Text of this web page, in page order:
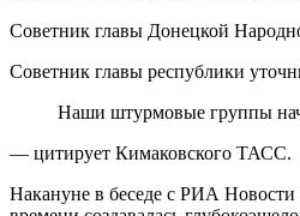
Советник главы Донецкой
Советник главы республики
Наши штурмовые группы
— цитирует Кимаковского ТАСС.
Накануне в беседе с РИА Новости